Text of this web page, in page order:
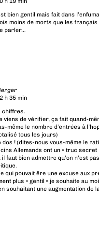
bien gentil mais fait dans
moins de morts que les
parler…
h 35 min
chiffres.
viens de vérifier, ça fait quand-
même le nombre d’entrėes à
tous les jours)
! (dites-nous vous-même le
Allemands ont un « truc
faut bien admettre qu’on n’est
qui pouvait êre une excuse aux
plus « gentil » je souhaite au
souhaitant une augmentation de